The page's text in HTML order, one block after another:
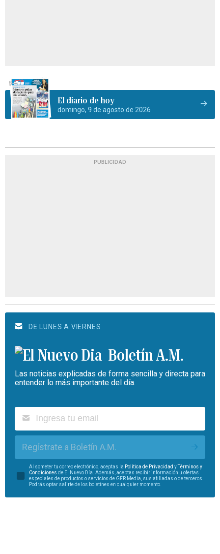
El diario de hoy
domingo, 9 de agosto de 2026
PUBLICIDAD
DE LUNES A VIERNES
Boletín A.M.
Las noticias explicadas de forma sencilla y directa para
entender lo más importante del día.
Regístrate a Boletín A.M.
Al someter tu correo electrónico, aceptas la Política de Privacidad yTérminos y
Condiciones de El Nuevo Día. Además, aceptas recibir información u ofertas
especiales de productos o servicios de GFR Media, sus afiliadas o de terceros.
Podrás optar salirte de los boletines en cualquier momento.